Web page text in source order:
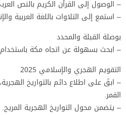
– الوصول إلى القرآن الكريم بالنص العربي و 40
– استمع إلى التلاوات باللغة العربية
بوصلة القبلة والمحدد
– ابحث بسهولة عن اتجاه مكة باستخدام
التقويم الهجري والإسلامي 2025
– ابقَ على اطلاع دائم بالتواريخ
القمر.
– يتضمن محول التواريخ الهجرية المريح.